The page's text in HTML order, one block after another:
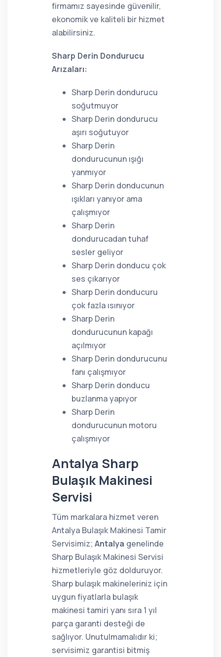
firmamız sayesinde güvenilir,
ekonomik ve kaliteli bir hizmet
alabilirsiniz.
Sharp Derin Dondurucu
Arızaları:
Sharp Derin dondurucu
soğutmuyor
Sharp Derin dondurucu
aşırı soğutuyor
Sharp Derin
dondurucunun ışığı
yanmıyor
Sharp Derin donducunun
ışıkları yanıyor ama
çalışmıyor
Sharp Derin
dondurucadan tuhaf
sesler geliyor
Sharp Derin donducu çok
ses çıkarıyor
Sharp Derin donducuru
çok fazla ısınıyor
Sharp Derin
dondurucunun kapağı
açılmıyor
Sharp Derin dondurucunu
fanı çalışmıyor
Sharp Derin donducu
buzlanma yapıyor
Sharp Derin
dondurucunun motoru
çalışmıyor
Antalya Sharp
Bulaşık Makinesi
Servisi
Tüm markalara hizmet veren
Antalya Bulaşık Makinesi Tamir
Servisimiz; Antalya genelinde
Sharp Bulaşık Makinesi Servisi
hizmetleriyle göz dolduruyor.
Sharp bulaşık makineleriniz için
uygun fiyatlarla bulaşık
makinesi tamiri yanı sıra 1 yıl
parça garanti desteği de
sağlıyor. Unutulmamalıdır ki;
servisimiz garantisi bitmiş